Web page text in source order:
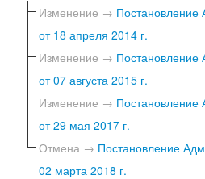
Изменение →
от 18 апреля 2014 г.
Изменение →
от 07 августа 2015 г.
Изменение →
от 29 мая 2017 г.
Отмена → Постановление
02 марта 2018 г.